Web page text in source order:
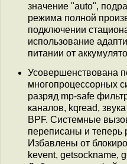
значение "auto",
режима полной
подключении
использование
питании от
Усовершенствована
многопроцессорных
разряд mp-safe
каналов, kqread,
BPF. Системные
переписаны и теперь
Избавлены от
kevent, getsockname,